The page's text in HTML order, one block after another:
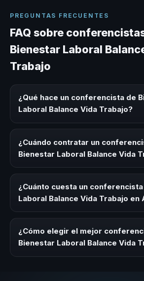
PREGUNTAS FRECUENTES
FAQ sobre
Bienestar Laboral
Trabajo
¿Qué hace un conferencista de
Laboral Balance Vida Trabajo?
Trabajo es un experto que comparte
estrategias y experiencias sobre este
corporativos, convenciones y
generar reflexión, inspiración y
¿Cuándo contratar un
Bienestar Laboral Balance Vida
Balance Vida Trabajo para kick-offs,
anuales, programas de desarrollo,
o cuando tu organización necesita
¿Cuánto cuesta un
Laboral Balance Vida Trabajo en
modalidad y la duración del evento. En
ofrecemos asesoría inicial y propuesta
¿Cómo elegir el mejor
Bienestar Laboral Balance Vida